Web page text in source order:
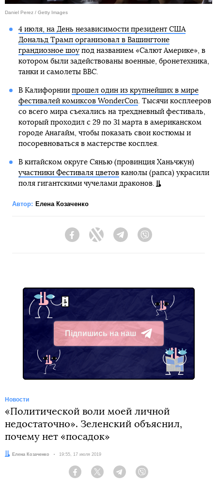
Daniel Perez / Getty Images
4 июля, на День независимости президент США
Дональд Трамп организовал в Вашингтоне
грандиозное шоупод названием «Салют Америке», в
котором были задействованы военные, бронетехника,
танки и самолеты ВВС.
В Калифорнии прошел один из крупнейших в мире
фестивалей комиксов WonderCon. Тысячи косплееров
со всего мира съехались на трехдневный фестиваль,
который проходил с 29 по 31 марта в американском
городе Анагайм, чтобы показать свои костюмы и
посоревноваться в мастерстве косплея.
В китайском округе Сянью (провинция Ханьчжун)
участники Фестиваля цветовканолы (рапса) украсили
поля гигантскими чучелами драконов.
Автор: Елена Козаченко
FacebookTwitter Telegram
Підпишись на наш
Telegram
Новости
«Политической воли моей личной
недостаточно». Зеленский объяснил,
почему нет «посадок»
Автор:Елена Козаченко Дата:
19:55, 17 июля 2019
Facebook Twitter Telegram